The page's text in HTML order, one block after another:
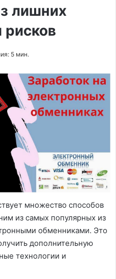
лишних
рисков
5 мин.
множество способов
из самых популярных из
обменниками. Это
дополнительную
технологии и